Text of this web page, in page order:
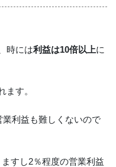
時には利益は10倍以上に
ます。
利益も難しくないので
すし2％程度の営業利益